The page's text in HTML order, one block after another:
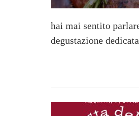
hai mai sentito
degustazione